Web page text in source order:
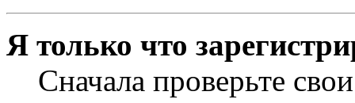
Я только что
Сначала проверьте